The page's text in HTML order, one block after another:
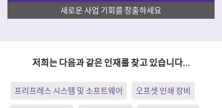
새로운 사업 기회를 창출하세요
저희는 다음과 같은 인재를 찾고 있습니다…
프리프레스 시스템 및 소프트웨어 오프셋 인쇄 장비